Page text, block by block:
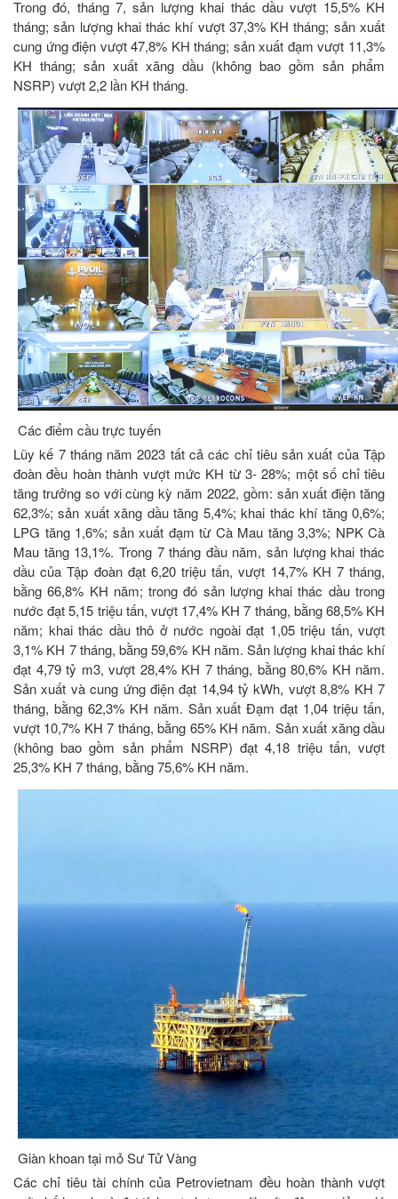
Trong đó, tháng 7, sản lượng khai thác dầu vượt 15,5% KH
tháng; sản lượng khai thác khí vượt 37,3% KH tháng; sản xuất
cung ứng điện vượt 47,8% KH tháng; sản xuất đạm vượt 11,3%
KH tháng; sản xuất xăng dầu (không bao gồm sản phẩm
NSRP) vượt 2,2 lần KH tháng.
Các điểm cầu trực tuyến
Lũy kế 7 tháng năm 2023 tất cả các chỉ tiêu sản xuất của Tập
đoàn đều hoàn thành vượt mức KH từ 3- 28%; một số chỉ tiêu
tăng trưởng so với cùng kỳ năm 2022, gồm: sản xuất điện tăng
62,3%; sản xuất xăng dầu tăng 5,4%; khai thác khí tăng 0,6%;
LPG tăng 1,6%; sản xuất đạm từ Cà Mau tăng 3,3%; NPK Cà
Mau tăng 13,1%. Trong 7 tháng đầu năm, sản lượng khai thác
dầu của Tập đoàn đạt 6,20 triệu tấn, vượt 14,7% KH 7 tháng,
bằng 66,8% KH năm; trong đó sản lượng khai thác dầu trong
nước đạt 5,15 triệu tấn, vượt 17,4% KH 7 tháng, bằng 68,5% KH
năm; khai thác dầu thô ở nước ngoài đạt 1,05 triệu tấn, vượt
3,1% KH 7 tháng, bằng 59,6% KH năm. Sản lượng khai thác khí
đạt 4,79 tỷ m3, vượt 28,4% KH 7 tháng, bằng 80,6% KH năm.
Sản xuất và cung ứng điện đạt 14,94 tỷ kWh, vượt 8,8% KH 7
tháng, bằng 62,3% KH năm. Sản xuất Đạm đạt 1,04 triệu tấn,
vượt 10,7% KH 7 tháng, bằng 65% KH năm. Sản xuất xăng dầu
(không bao gồm sản phẩm NSRP) đạt 4,18 triệu tấn, vượt
25,3% KH 7 tháng, bằng 75,6% KH năm.
Giàn khoan tại mỏ Sư Tử Vàng
Các chỉ tiêu tài chính của Petrovietnam đều hoàn thành vượt